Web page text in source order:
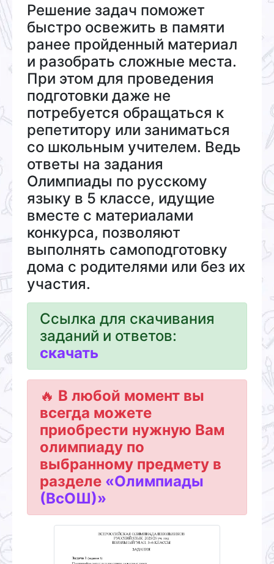
Решение задач поможет
быстро освежить в памяти
ранее пройденный материал
и разобрать сложные места.
При этом для проведения
подготовки даже не
потребуется обращаться к
репетитору или заниматься
со школьным учителем. Ведь
ответы на задания
Олимпиады по русскому
языку в 5 классе, идущие
вместе с материалами
конкурса, позволяют
выполнять самоподготовку
дома с родителями или без их
участия.
Ссылка для скачивания
заданий и ответов:
cкачать
🔥 В любой момент вы
всегда можете
приобрести нужную Вам
олимпиаду по
выбранному предмету в
разделе «Олимпиады
(ВсОШ)»